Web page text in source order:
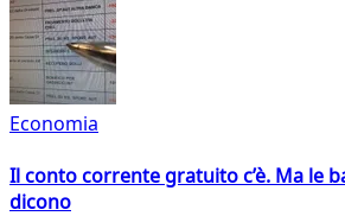
Economia
Il conto corrente gratuito c’è. Ma le
dicono